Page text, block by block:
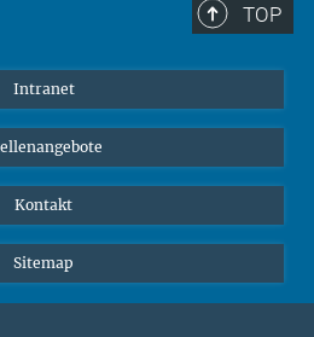
TOP
Intranet
Kontakt
Sitemap